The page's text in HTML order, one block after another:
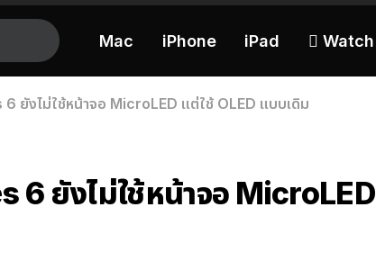
Mac iPhone iPad  Watch
ยังไม่ใช้หน้าจอ MicroLED แต่ใช้ OLED แบบเดิม
6 ยังไม่ใช้หน้าจอ MicroLED